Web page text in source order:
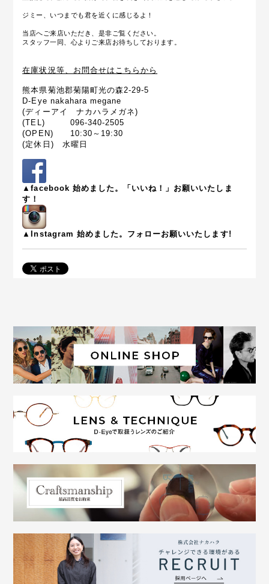
ジミー、いつまでも君を近くに感じるよ！
当店へご来店いただき、是非ご覧ください。
スタッフ一同、心よりご来店お待ちしております。
在庫状況等、お問合せはこちらから
熊本県菊池郡菊陽町光の森2-29-5
D-Eye nakahara megane
(ディーアイ ナカハラメガネ)
(TEL) 096-340-2505
(OPEN) 10:30～19:30
(定休日) 水曜日
▲facebook 始めました。「いいね！」お願いいたしま
す！
▲Instagram 始めました。フォローお願いいたします!